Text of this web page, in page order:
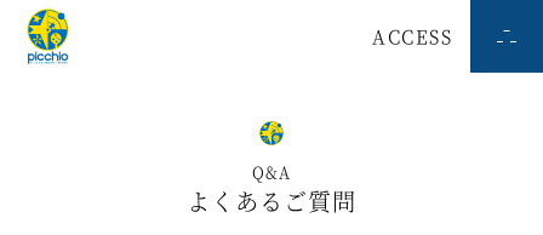
ACCESS
Q&A
よくあるご質問